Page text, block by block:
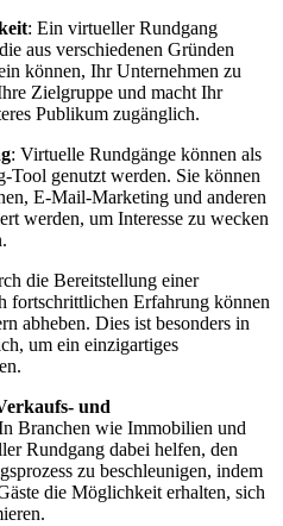
: Ein virtueller Rundgang
aus verschiedenen Gründen
können, Ihr Unternehmen zu
Zielgruppe und macht Ihr
Publikum zugänglich.
: Virtuelle Rundgänge können als
Tool genutzt werden. Sie können
E-Mail-Marketing und anderen
werden, um Interesse zu wecken
die Bereitstellung einer
fortschrittlichen Erfahrung können
abheben. Dies ist besonders in
um ein einzigartiges
und
Branchen wie Immobilien und
Rundgang dabei helfen, den
zu beschleunigen, indem
die Möglichkeit erhalten, sich